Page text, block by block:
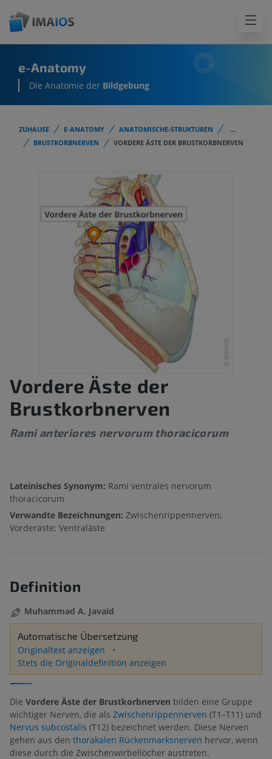
e-Anatomy
Die Anatomie der Bildgebung
ZUHAUSE E-ANATOMY ANATOMISCHE-STRUKTUREN
...
BRUSTKORBNERVEN
VORDERE ÄSTE DER BRUSTKORBNERVEN
Vordere Äste der
Brustkorbnerven
Rami anteriores nervorum thoracicorum
Lateinisches Synonym: Rami ventrales nervorum
thoracicorum
Verwandte Bezeichnungen: Zwischenrippennerven;
Vorderäste; Ventraläste
Definition
Muhammad A. Javaid
Automatische Übersetzung
Originaltext anzeigen
Stets die Originaldefinition anzeigen
Die Vordere Äste der Brustkorbnerven bilden eine Gruppe
wichtiger Nerven, die als Zwischenrippennerven (T1–T11) und
Nervus subcostalis (T12) bezeichnet werden. Diese Nerven
gehen aus den thorakalen Rückenmarksnerven hervor, wenn
diese durch die Zwischenwirbellöcher austreten.